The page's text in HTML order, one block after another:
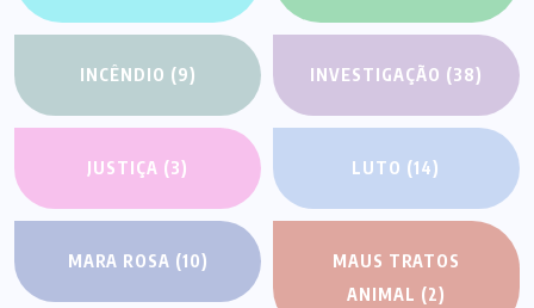
INCÊNDIO (9) INVESTIGAÇÃO (38)
JUSTIÇA (3) LUTO (14)
MARA ROSA (10)
MAUS TRATOS
ANIMAL (2)